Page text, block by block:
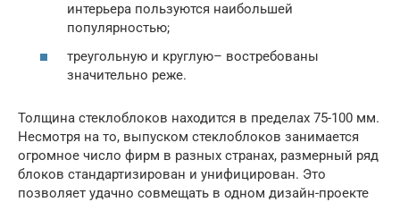
интерьера пользуются наибольшей
популярностью;
треугольную и круглую– востребованы
значительно реже.
Толщина стеклоблоков находится в пределах 75-100 мм.
Несмотря на то, выпуском стеклоблоков занимается
огромное число фирм в разных странах, размерный ряд
блоков стандартизирован и унифицирован. Это
позволяет удачно совмещать в одном дизайн-проекте